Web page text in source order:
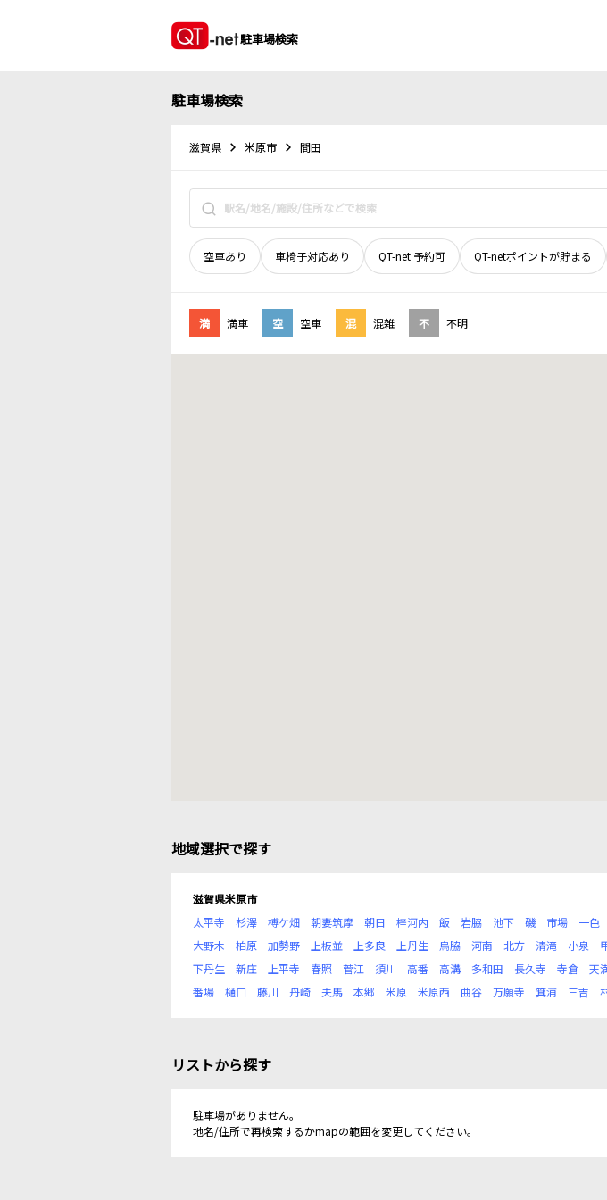
駐車場検索
駐車場検索
滋賀県 米原市 間田
空車あり 車椅子対応あり QT-net 予約可 QT-netポイントが貯まる
満 満車 空 空車 混 混雑 不 不明
地域選択で探す
滋賀県米原市
太平寺
杉澤 榑ケ畑 朝妻筑摩 朝日 梓河内 飯 岩脇 池下 磯 市場 一色
大野木
柏原 加勢野 上板並 上多良 上丹生 烏脇 河南 北方 清滝 小泉
下丹生
新庄 上平寺 春照 菅江 須川 高番 高溝 多和田 長久寺 寺倉 天
番場
樋口 藤川 舟崎 夫馬 本郷 米原 米原西 曲谷 万願寺 箕浦 三吉
リストから探す
駐車場がありません。
地名/住所で再検索するかmapの範囲を変更してください。